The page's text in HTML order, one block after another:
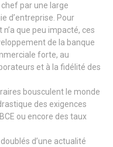
par une large
d’entreprise. Pour
que peu impacté, ces
de la banque
forte, au
et à la fidélité des
bousculent le monde
des exigences
ou encore des taux
d’une actualité